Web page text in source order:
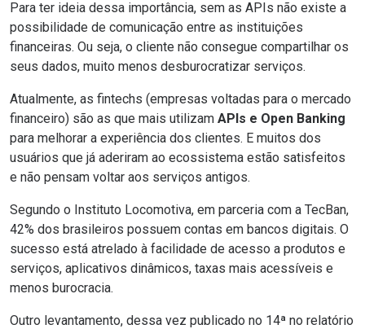
Para ter ideia dessa importância, sem as APIs não existe a
possibilidade de comunicação entre as instituições
financeiras. Ou seja, o cliente não consegue compartilhar os
seus dados, muito menos desburocratizar serviços.
Atualmente, as fintechs (empresas voltadas para o mercado
financeiro) são as que mais utilizam APIs e Open Banking
para melhorar a experiência dos clientes. E muitos dos
usuários que já aderiram ao ecossistema estão satisfeitos
e não pensam voltar aos serviços antigos.
Segundo o Instituto Locomotiva, em parceria com a TecBan,
42% dos brasileiros possuem contas em bancos digitais. O
sucesso está atrelado à facilidade de acesso a produtos e
serviços, aplicativos dinâmicos, taxas mais acessíveis e
menos burocracia.
Outro levantamento, dessa vez publicado no 14ª no relatório